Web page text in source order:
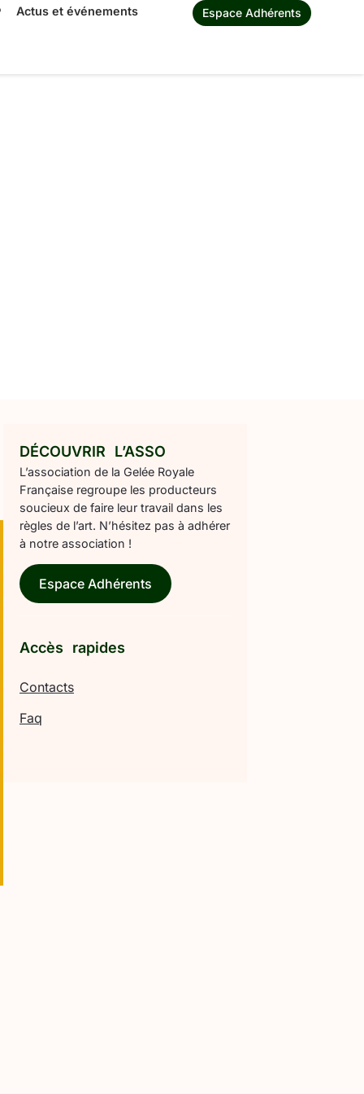
Actus et événements Espace Adhérents
DÉCOUVRIR L’ASSO
L’association de la Gelée Royale
Française regroupe les producteurs
soucieux de faire leur travail dans les
règles de l’art. N’hésitez pas à adhérer
à notre association !
Espace Adhérents
Accès rapides
Contacts
Faq